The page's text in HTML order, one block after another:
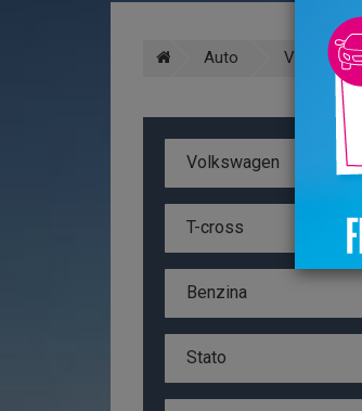
Auto
Volkswagen
T-cross
Benzina
Stato